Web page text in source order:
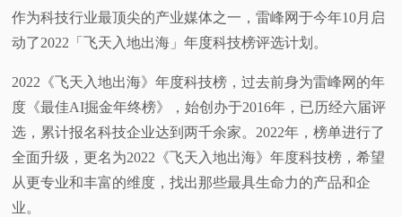
作为科技行业最顶尖的产业媒体之一，雷峰网于今年10月启
动了2022「飞天入地出海」年度科技榜评选计划。
2022《飞天入地出海》年度科技榜，过去前身为雷峰网的年
度《最佳AI掘金年终榜》，始创办于2016年，已历经六届评
选，累计报名科技企业达到两千余家。2022年，榜单进行了
全面升级，更名为2022《飞天入地出海》年度科技榜，希望
从更专业和丰富的维度，找出那些最具生命力的产品和企
业。